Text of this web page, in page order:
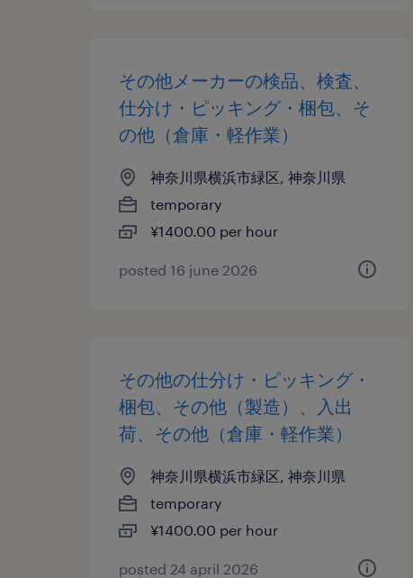
その他メーカーの検品、検査、
仕分け・ピッキング・梱包、そ
の他（倉庫・軽作業）
神奈川県横浜市緑区, 神奈川県
temporary
¥1400.00 per hour
posted 16 june 2026
その他の仕分け・ピッキング・
梱包、その他（製造）、入出
荷、その他（倉庫・軽作業）
神奈川県横浜市緑区, 神奈川県
temporary
¥1400.00 per hour
posted 24 april 2026